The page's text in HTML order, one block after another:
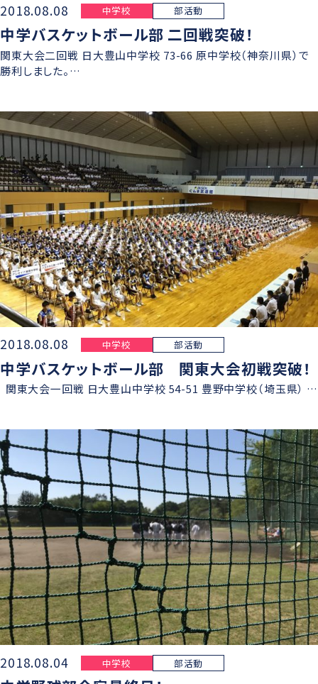
2018.08.08 中学校 部活動
中学バスケットボール部 二回戦突破！
関東大会二回戦 日大豊山中学校 73-66 原中学校（神奈川県）で
勝利しました。…
2018.08.08 中学校 部活動
中学バスケットボール部 関東大会初戦突破！
関東大会一回戦 日大豊山中学校 54-51 豊野中学校（埼玉県） …
2018.08.04 中学校 部活動